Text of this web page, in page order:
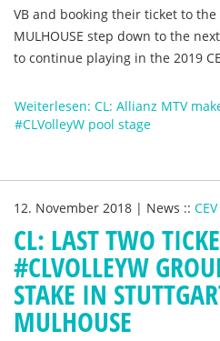
VB and booking their ticket to
MULHOUSE step down to the
to continue playing in the 2019
Weiterlesen: CL: Allianz MTV
#CLVolleyW pool stage
12. November 2018 | News :: CEV
CL: LAST TWO
#CLVOLLEYW
STAKE IN
MULHOUSE